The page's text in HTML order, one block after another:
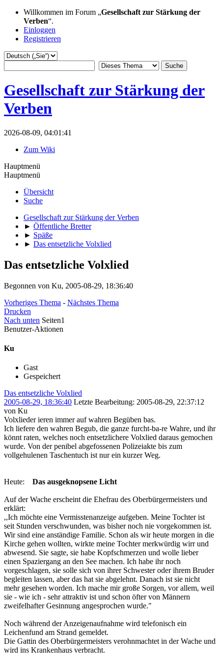
Willkommen im Forum „Gesellschaft zur Stärkung der
Verben“.
Einloggen
Registrieren
Gesellschaft zur Stärkung der
Verben
2026-08-09, 04:01:41
Zum Wiki
Hauptmenü
Hauptmenü
Übersicht
Suche
Gesellschaft zur Stärkung der Verben
► Öffentliche Bretter
► Späße
► Das entsetzliche Volxlied
Das entsetzliche Volxlied
Begonnen von Ku, 2005-08-29, 18:36:40
Vorheriges Thema - Nächstes Thema
Drucken
Nach unten Seiten1
Benutzer-Aktionen
Ku
Gast
Gespeichert
Das entsetzliche Volxlied
2005-08-29, 18:36:40 Letzte Bearbeitung: 2005-08-29, 22:37:12
von Ku
Volxlieder ieren immer auf wahren Begüben bas.
Ich liefere den wahren Begub, die ganze furcht-ba-re Wahre, und ihr
könnt raten, welches noch entsetzlichere Volxlied daraus gemochen
wurde. Von der penibel abgefossenen Polizeiakte bis zum
vollgehulenen Taschentuch ist nur ein kurzer Weg.
Heute: Das ausgeknopsene Licht
Auf der Wache erscheint die Ehefrau des Oberbürgermeisters und
erklärt:
,,Ich möchte eine Vermisstenanzeige aufgeben. Meine Tochter ist
seit Stunden verschwunden, was bisher noch nie vorgekommen ist.
Wir sind eine anständige Familie. Schon als wir heute morgen in die
Kirche gehen wollten, wirkte meine Tochter merkwürdig wirr und
abwesend. Sie sagte, sie habe Kopfschmerzen und wolle lieber
einen Spaziergang an den See machen. Ich habe ihr noch
vorgeschlagen, sie solle sich von ihrer Schwester oder ihrem Bruder
begleiten lassen, aber das hat sie abgelehnt. Danach ist sie nicht
mehr gesehen worden. Ich mache mir große Sorgen, vor allem, weil
sie - wie ich - sehr attraktiv ist und schon öfter von Männern
zweifelhafter Gesinnung angesprochen wurde."
Noch während der Anzeigenaufnahme wird telefonisch ein
Leichenfund am Strand gemeldet.
Die Gattin des Oberbürgermeisters verohnmachtet in der Wache und
wird ins Krankenhaus verbracht.